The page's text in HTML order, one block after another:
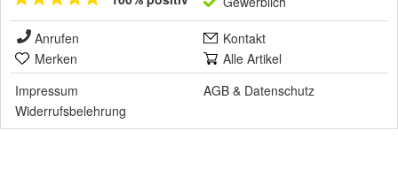
Anrufen
Kontakt
Merken
Alle Artikel
Impressum
AGB & Datenschutz
Widerrufsbelehrung